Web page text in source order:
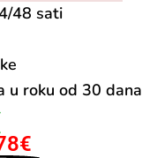
48 sati
u roku od 30 dana